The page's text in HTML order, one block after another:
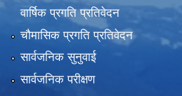
वार्षिक प्रगति प्रतिवेदन
चौमासिक प्रगति प्रतिवेदन
सार्वजनिक सुनुवाई
सार्वजनिक परीक्षण